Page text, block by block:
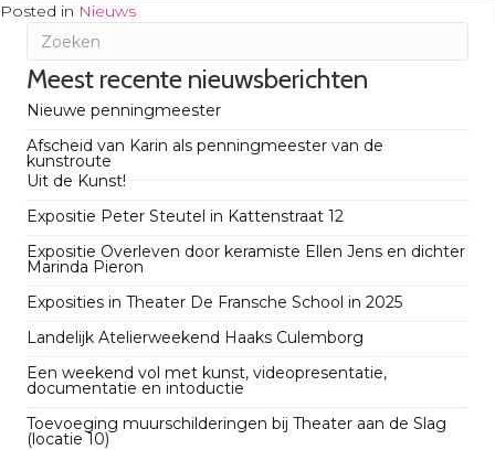
Posted in Nieuws
Meest recente nieuwsberichten
Nieuwe penningmeester
Afscheid van Karin als penningmeester van de
kunstroute
Uit de Kunst!
Expositie Peter Steutel in Kattenstraat 12
Expositie Overleven door keramiste Ellen Jens en dichter
Marinda Pieron
Exposities in Theater De Fransche School in 2025
Landelijk Atelierweekend Haaks Culemborg
Een weekend vol met kunst, videopresentatie,
documentatie en intoductie
Toevoeging muurschilderingen bij Theater aan de Slag
(locatie 10)